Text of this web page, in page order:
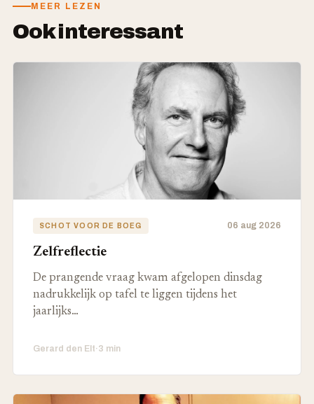
MEER LEZEN
Ook interessant
SCHOT VOOR DE BOEG 06 aug 2026
Zelfreflectie
De prangende vraag kwam afgelopen dinsdag
nadrukkelijk op tafel te liggen tijdens het
jaarlijks…
Gerard den Elt·3 min